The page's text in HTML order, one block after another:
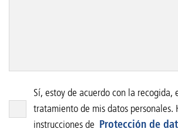
Sí, estoy de acuerdo con la recogida,
tratamiento de mis datos personales.
instrucciones de Protección de